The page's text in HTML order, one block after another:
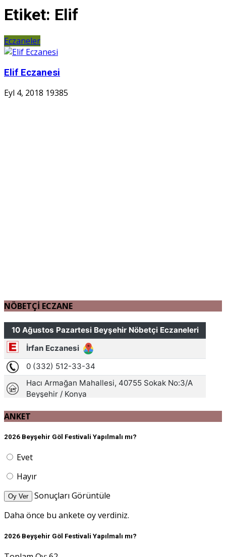
Etiket: Elif
Eczaneler
Elif Eczanesi
Eyl 4, 2018 19385
NÖBETÇİ ECZANE
ANKET
2026 Beyşehir Göl Festivali Yapılmalı mı?
Evet
Hayır
Oy Ver
Sonuçları Görüntüle
Daha önce bu ankete oy verdiniz.
2026 Beyşehir Göl Festivali Yapılmalı mı?